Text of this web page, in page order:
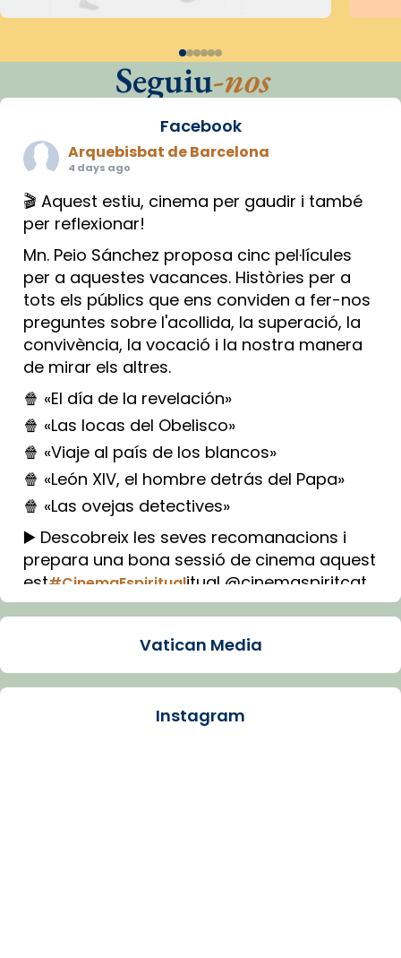
Seguiu-nos
Facebook
Arquebisbat de Barcelona
4 days ago
🎬 Aquest estiu, cinema per gaudir i també
per reflexionar!
Mn. Peio Sánchez proposa cinc pel·lícules
per a aquestes vacances. Històries per a
tots els públics que ens conviden a fer-nos
preguntes sobre l'acollida, la superació, la
convivència, la vocació i la nostra manera
de mirar els altres.
🍿 «El día de la revelación»
🍿 «Las locas del Obelisco»
🍿 «Viaje al país de los blancos»
🍿 «León XIV, el hombre detrás del Papa»
🍿 «Las ovejas detectives»
▶️ Descobreix les seves recomanacions i
prepara una bona sessió de cinema aquest
est#CinemaEspiritualitual @cinemaspiritcat
Imatge: Generada amb IA (OpenAI)
Arquebisbat de Barcelona
Vatican Media
Instagram